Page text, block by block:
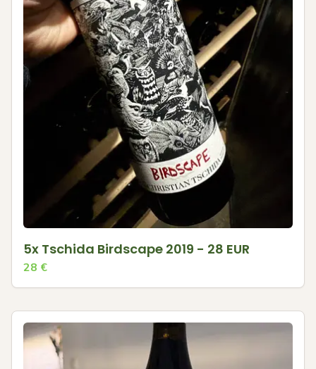
5x Tschida Birdscape 2019 - 28 EUR
28 €